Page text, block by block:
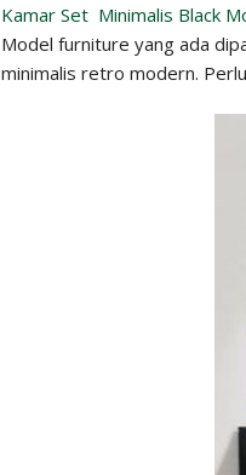
Kamar Set Minimalis Black
Model furniture yang ada
minimalis retro modern.